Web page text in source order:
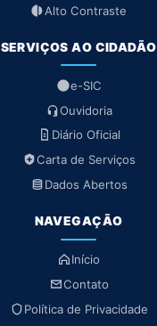
Alto Contraste
SERVIÇOS AO CIDADÃO
e-SIC
Ouvidoria
Diário Oficial
Carta de Serviços
Dados Abertos
NAVEGAÇÃO
Início
Contato
Política de Privacidade